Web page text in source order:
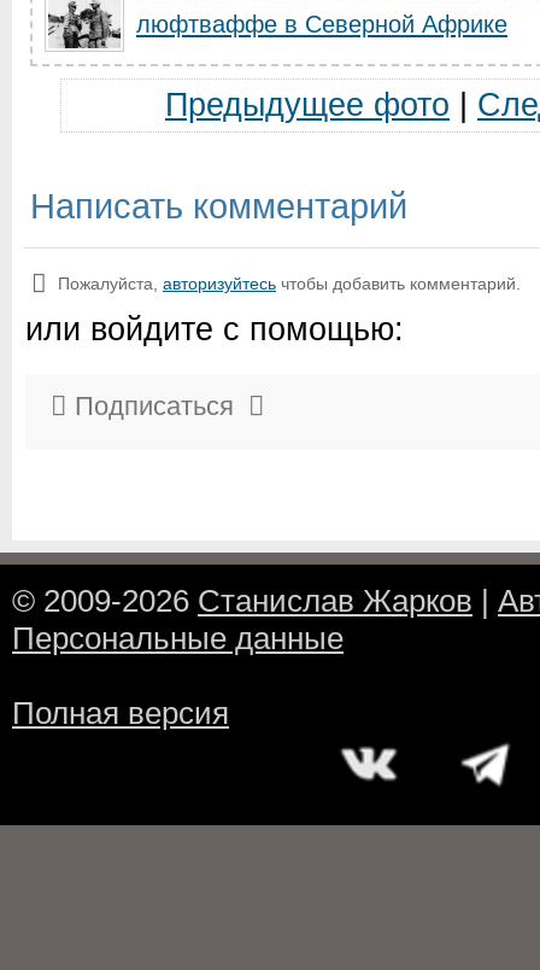
люфтваффе в Северной Африке
Предыдущее фото
Написать комментарий
Пожалуйста, авторизуйтесь чтобы добавить комментарий.
или войдите с помощью:
Подписаться
© 2009-2026 Станислав Жарков |
Персональные данные
Полная версия